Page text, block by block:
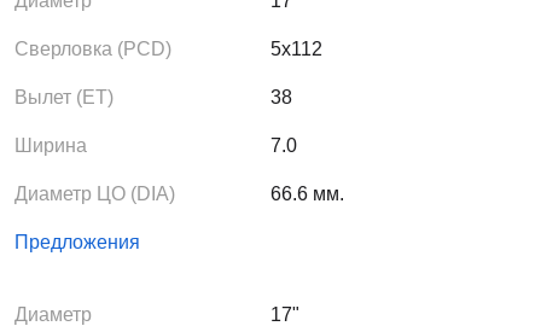
Сверловка (PCD) 5x112
Вылет (ЕТ) 38
Ширина 7.0
Диаметр ЦО (DIA) 66.6 мм.
Предложения
Диаметр 17"